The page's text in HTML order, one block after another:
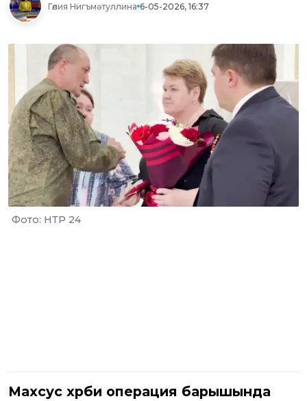
Гөлия Нигъмәтуллина 6-05-2026, 16:37
Фото: НТР 24
Махсус хәрби операция барышында